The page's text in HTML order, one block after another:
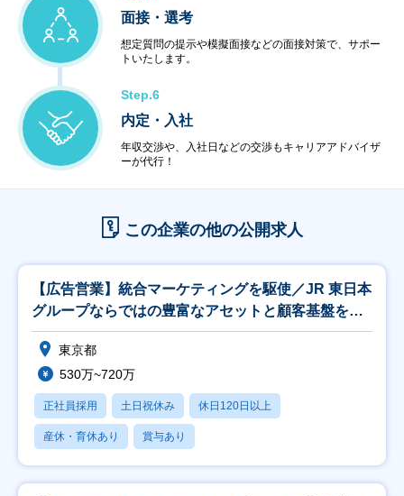
面接・選考
想定質問の提示や模擬面接などの面接対策で、サポー
トいたします。
Step.6
内定・入社
年収交渉や、入社日などの交渉もキャリアアドバイザ
ーが代行！
この企業の他の公開求人
【広告営業】統合マーケティングを駆使／JR 東日本
グループならではの豊富なアセットと顧客基盤を活
用
東京都
530万~720万
正社員採用 土日祝休み 休日120日以上
産休・育休あり 賞与あり